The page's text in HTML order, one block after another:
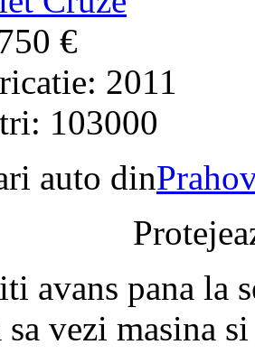
€
2011
103000
auto din
avans pana la
vezi masina si